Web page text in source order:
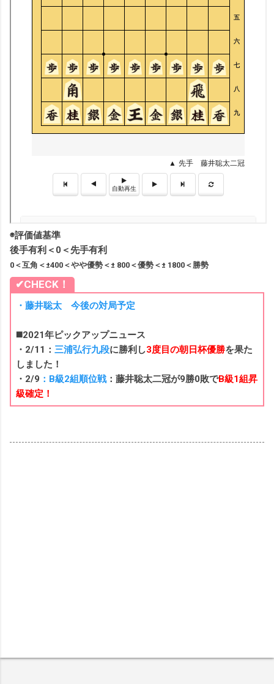
◉評価値基準
後手有利＜0＜先手有利
0＜互角＜±400＜やや優勢＜± 800＜優勢＜± 1800＜勝勢
✔︎CHECK！
・藤井聡太 今後の対局予定
◼️2021年ピックアップニュース
・2/11： 三浦弘行九段に勝利し3度目の朝日杯優勝を果た
しました！
・2/9 ：B級2組順位戦：藤井聡太二冠が9勝0敗でB級1組昇
級確定！